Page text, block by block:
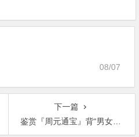
08/07
下一篇
鉴赏『周元通宝』背“男女闺房双喜”花钱一枚